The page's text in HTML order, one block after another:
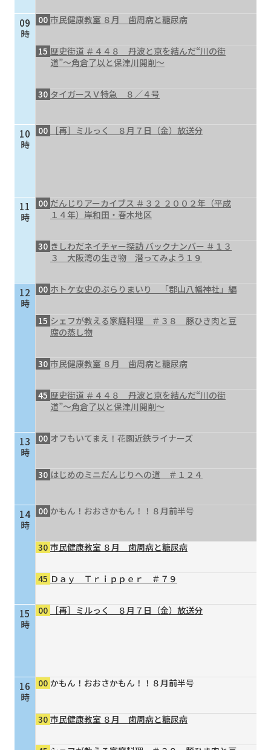
サイトマップ
09
時
10
時
11
時
12
時
13
時
14
時
15
時
16
時
00 市民健康教室 ８月 歯周病と糖尿病
15 歴史街道 ＃４４８ 丹波と京を結んだ“川の街
道”～角倉了以と保津川開削～
30 タイガースＶ特急 ８／４号
00 ［再］ミルっく ８月７日（金）放送分
00 だんじりアーカイブス ＃３２ ２００２年（平成
１４年）岸和田・春木地区
30 きしわだネイチャー探訪 バックナンバー ＃１３
３ 大阪湾の生き物 潜ってみよう１９
00 ホトケ女史のぶらりまいり 「郡山八幡神社」編
15 シェフが教える家庭料理 ＃３８ 豚ひき肉と豆
腐の蒸し物
30 市民健康教室 ８月 歯周病と糖尿病
45 歴史街道 ＃４４８ 丹波と京を結んだ“川の街
道”～角倉了以と保津川開削～
00 オフもいてまえ！花園近鉄ライナーズ
30 はじめのミニだんじりへの道 ＃１２４
00 かもん！おおさかもん！！８月前半号
30 市民健康教室 ８月 歯周病と糖尿病
45 Ｄａｙ Ｔｒｉｐｐｅｒ ＃７９
00 ［再］ミルっく ８月７日（金）放送分
00 かもん！おおさかもん！！８月前半号
30 市民健康教室 ８月 歯周病と糖尿病